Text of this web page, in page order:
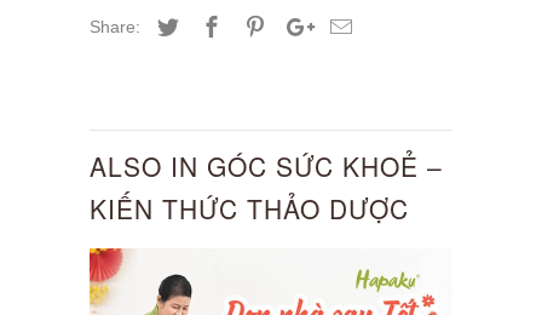
Share:
ALSO IN GÓC SỨC KHOẺ –
KIẾN THỨC THẢO DƯỢC